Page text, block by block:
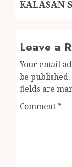
KALASAN
Leave a
Your email
be published.
fields are
Comment *